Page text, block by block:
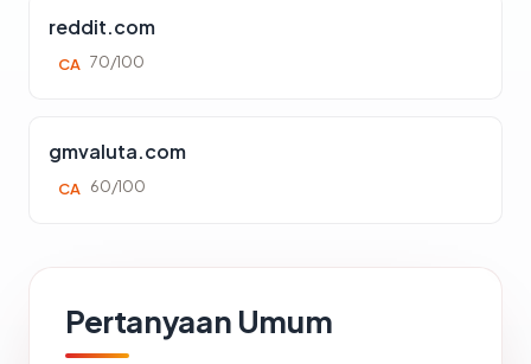
reddit.com
CA 70/100
gmvaluta.com
CA 60/100
Pertanyaan Umum